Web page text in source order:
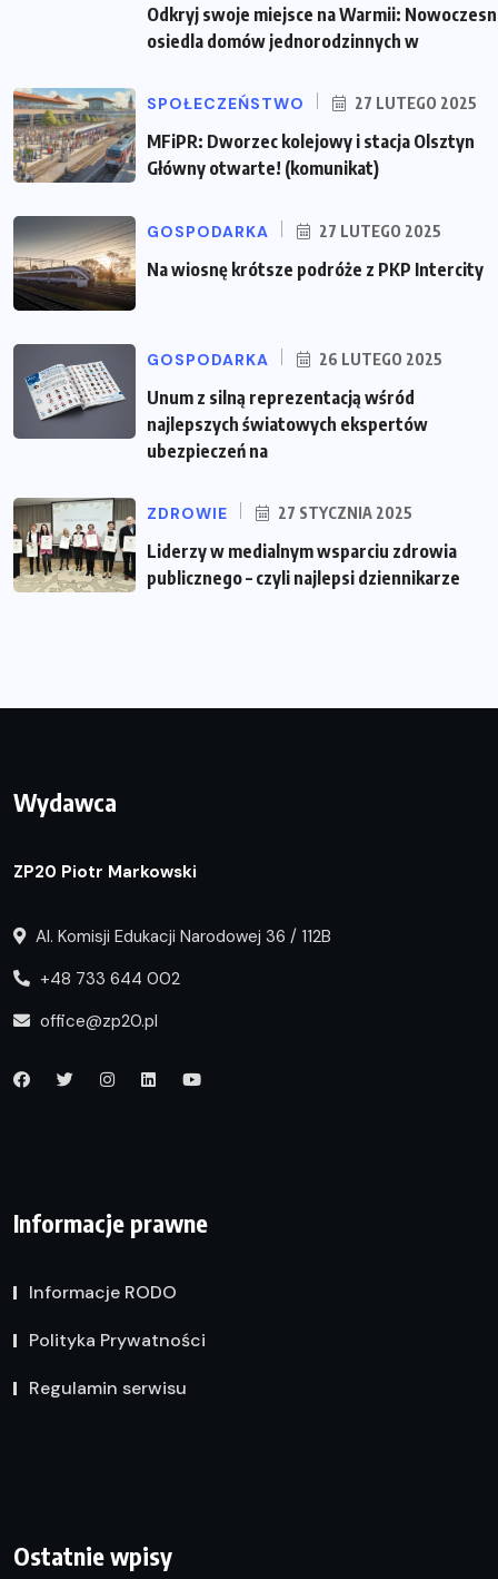
Odkryj swoje miejsce na Warmii:
osiedla domów jednorodzinnych w
SPOŁECZEŃSTWO 27 LUTEGO 2025
MFiPR: Dworzec kolejowy i stacja Olsztyn
Główny otwarte! (komunikat)
GOSPODARKA 27 LUTEGO 2025
Na wiosnę krótsze podróże z PKP Intercity
GOSPODARKA 26 LUTEGO 2025
Unum z silną reprezentacją wśród
najlepszych światowych ekspertów
ubezpieczeń na
ZDROWIE 27 STYCZNIA 2025
Liderzy w medialnym wsparciu zdrowia
publicznego – czyli najlepsi dziennikarze
Wydawca
ZP20 Piotr Markowski
Al. Komisji Edukacji Narodowej 36 / 112B
+48 733 644 002
office@zp20.pl
Informacje prawne
Informacje RODO
Polityka Prywatności
Regulamin serwisu
Ostatnie wpisy